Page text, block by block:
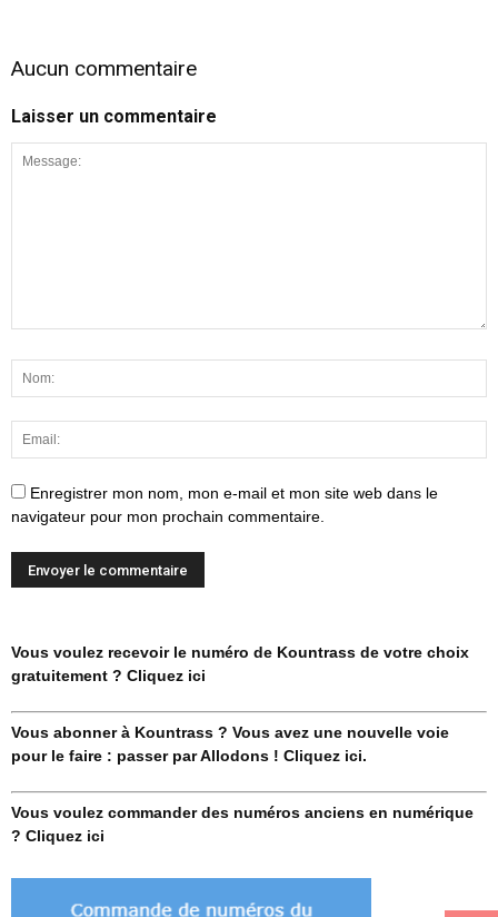
Aucun commentaire
Laisser un commentaire
Enregistrer mon nom, mon e-mail et mon site web dans le
navigateur pour mon prochain commentaire.
Vous voulez recevoir le numéro de Kountrass de votre choix
gratuitement ? Cliquez ici
Vous abonner à Kountrass ? Vous avez une nouvelle voie
pour le faire : passer par Allodons ! Cliquez ici.
Vous voulez commander des numéros anciens en numérique
? Cliquez ici